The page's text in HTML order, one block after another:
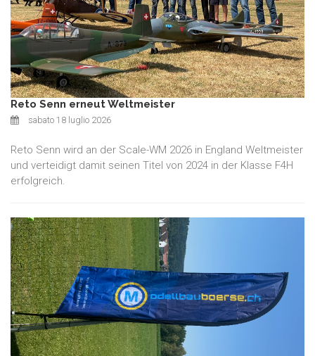
Reto Senn erneut Weltmeister
sabato 18 luglio 2026
Reto Senn wird an der Scale-WM 2026 in England Weltmeister
und verteidigt damit seinen Titel von 2024 in der Klasse F4H
erfolgreich.